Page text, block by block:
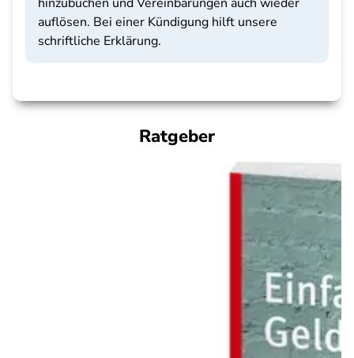
auflösen. Bei einer Kündigung hilft unsere
schriftliche Erklärung.
Ratgeber